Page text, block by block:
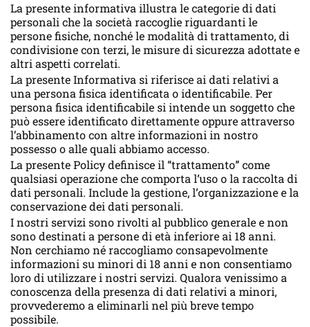
La presente informativa illustra le categorie di dati
personali che la società raccoglie riguardanti le
persone fisiche, nonché le modalità di trattamento, di
condivisione con terzi, le misure di sicurezza adottate e
altri aspetti correlati.
La presente Informativa si riferisce ai dati relativi a
una persona fisica identificata o identificabile. Per
persona fisica identificabile si intende un soggetto che
può essere identificato direttamente oppure attraverso
l’abbinamento con altre informazioni in nostro
possesso o alle quali abbiamo accesso.
La presente Policy definisce il “trattamento” come
qualsiasi operazione che comporta l’uso o la raccolta di
dati personali. Include la gestione, l’organizzazione e la
conservazione dei dati personali.
I nostri servizi sono rivolti al pubblico generale e non
sono destinati a persone di età inferiore ai 18 anni.
Non cerchiamo né raccogliamo consapevolmente
informazioni su minori di 18 anni e non consentiamo
loro di utilizzare i nostri servizi. Qualora venissimo a
conoscenza della presenza di dati relativi a minori,
provvederemo a eliminarli nel più breve tempo
possibile.